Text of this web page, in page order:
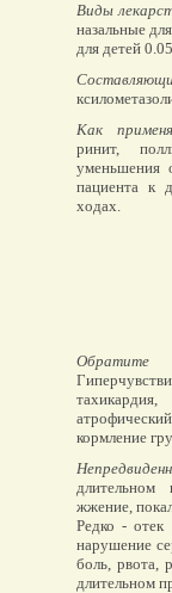
Виды
назальные
для детей
Как
ринит,
уменьшения
пациента к
ходах.
Обратите
кормление
длительном
жжение,
Редко - отек
нарушение
боль, рвота,
длительном